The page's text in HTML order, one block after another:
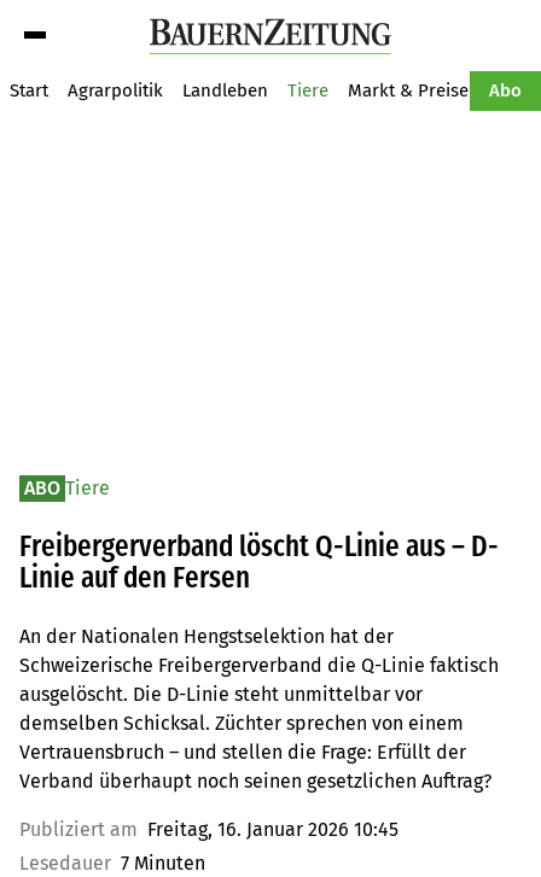
Start Agrarpolitik Landleben Tiere Markt & Preise Abo
ABO Tiere
Freibergerverband löscht Q-Linie aus – D-
Linie auf den Fersen
An der Nationalen Hengstselektion hat der
Schweizerische Freibergerverband die Q-Linie faktisch
ausgelöscht. Die D-Linie steht unmittelbar vor
demselben Schicksal. Züchter sprechen von einem
Vertrauensbruch – und stellen die Frage: Erfüllt der
Verband überhaupt noch seinen gesetzlichen Auftrag?
Publiziert am Freitag, 16. Januar 2026 10:45
Lesedauer 7 Minuten